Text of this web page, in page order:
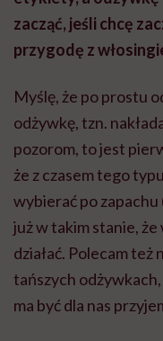
zacząć, jeśli chcę
przygodę z
Myślę, że po prostu
odżywkę, tzn.
pozorom, to jest
że z czasem tego
wybierać po
już w takim stanie,
działać. Polecam też
tańszych
ma być dla nas